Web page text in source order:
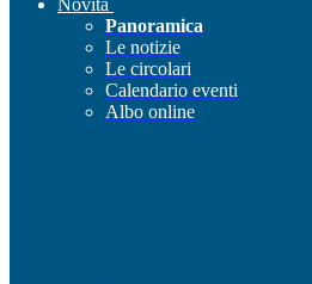
Novità
Panoramica
Le notizie
Le circolari
Calendario eventi
Albo online